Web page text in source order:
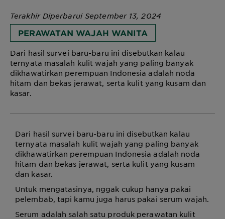
Terakhir Diperbarui September 13, 2024
PERAWATAN WAJAH WANITA
Dari hasil survei baru-baru ini disebutkan kalau
ternyata masalah kulit wajah yang paling banyak
dikhawatirkan perempuan Indonesia adalah noda
hitam dan bekas jerawat, serta kulit yang kusam dan
kasar.
Dari hasil survei baru-baru ini disebutkan kalau
ternyata masalah kulit wajah yang paling banyak
dikhawatirkan perempuan Indonesia adalah noda
hitam dan bekas jerawat, serta kulit yang kusam
dan kasar.
Untuk mengatasinya, nggak cukup hanya pakai
pelembab, tapi kamu juga harus pakai serum wajah.
Serum adalah salah satu produk perawatan kulit